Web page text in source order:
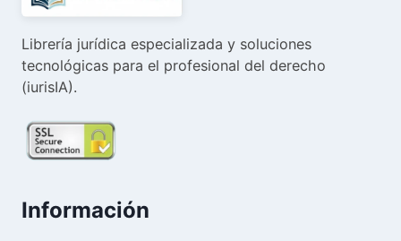
Librería jurídica especializada y soluciones
tecnológicas para el profesional del derecho
(iurisIA).
Información